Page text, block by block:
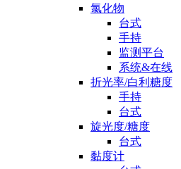
氯化物
台式
手持
监测平台
系统&在线
折光率/白利糖度
手持
台式
旋光度/糖度
台式
黏度计